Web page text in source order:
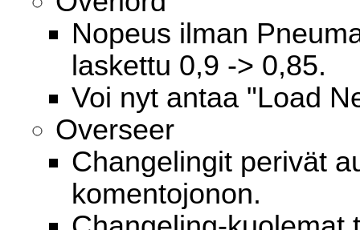
Nopeus ilman
laskettu 0,9 -> 0,85.
Voi nyt antaa "Load
Overseer
Changelingit perivät
komentojonon.